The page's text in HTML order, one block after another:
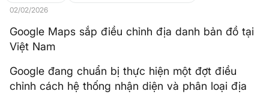
02/02/2026
Google Maps sắp điều chỉnh địa danh bản đồ tại
Việt Nam
Google đang chuẩn bị thực hiện một đợt điều
chỉnh cách hệ thống nhận diện và phân loại địa